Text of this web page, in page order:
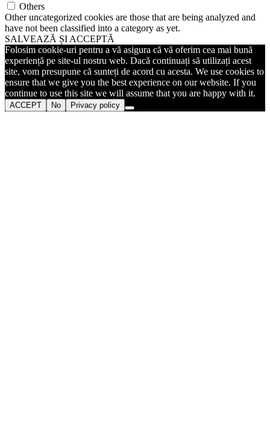
Others
Other uncategorized cookies are those that are being analyzed and
have not been classified into a category as yet.
SALVEAZĂ ȘI ACCEPTĂ
Folosim cookie-uri pentru a vă asigura că vă oferim cea mai bună
experiență pe site-ul nostru web. Dacă continuați să utilizați acest
site, vom presupune că sunteți de acord cu acesta. We use cookies to
ensure that we give you the best experience on our website. If you
continue to use this site we will assume that you are happy with it.
ACCEPT No Privacy policy